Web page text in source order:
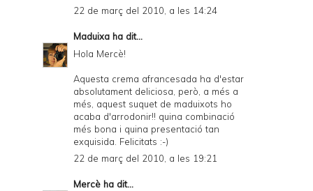
22 de març del 2010, a les 14:24
Maduixa ha dit...
Hola Mercè!
Aquesta crema afrancesada ha d'estar
absolutament deliciosa, però, a més a
més, aquest suquet de maduixots ho
acaba d'arrodonir!! quina combinació
més bona i quina presentació tan
exquisida. Felicitats :-)
22 de març del 2010, a les 19:21
Mercè ha dit...